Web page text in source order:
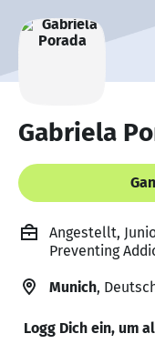
Gabriela
Angestellt,
Preventing
Munich,
Logg Dich ein, um